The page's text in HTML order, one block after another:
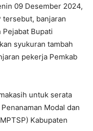
09 Desember 2024,
banjaran
Bupati
syukuran tambah
pekerja Pemkab
untuk serata
Modal dan
Kabupaten